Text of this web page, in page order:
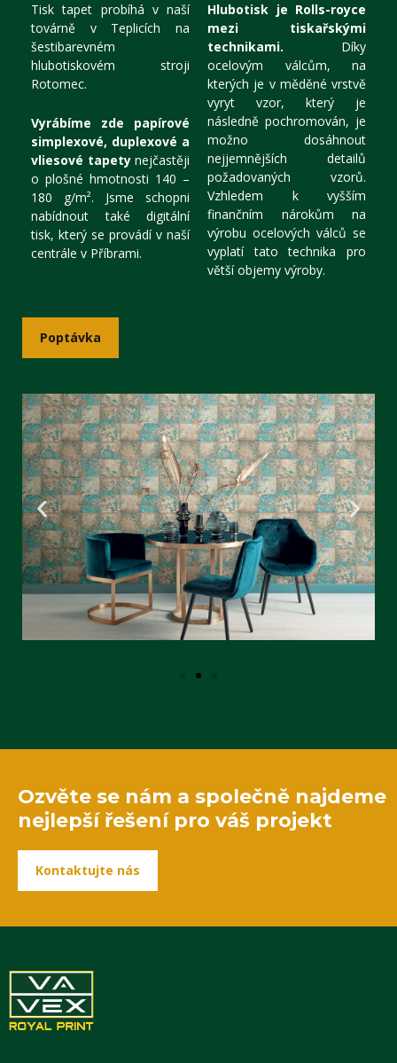
Tisk tapet probíhá v naší
továrně v Teplicích na
šestibarevném
hlubotiskovém stroji
Rotomec.
Vyrábíme zde papírové
simplexové, duplexové a
vliesové tapetynejčastěji
o plošné hmotnosti 140 –
180 g/m². Jsme schopni
nabídnout také digitální
tisk, který se provádí v naší
centrále v Příbrami.
Hlubotisk je Rolls-royce
mezi tiskařskými
technikami. Díky
ocelovým válcům, na
kterých je v měděné vrstvě
vyryt vzor, který je
následně pochromován, je
možno dosáhnout
nejjemnějších detailů
požadovaných vzorů.
Vzhledem k vyšším
finančním nárokům na
výrobu ocelových válců se
vyplatí tato technika pro
větší objemy výroby.
Poptávka
Ozvěte se nám a společně najdeme
nejlepší řešení pro váš projekt
Kontaktujte nás